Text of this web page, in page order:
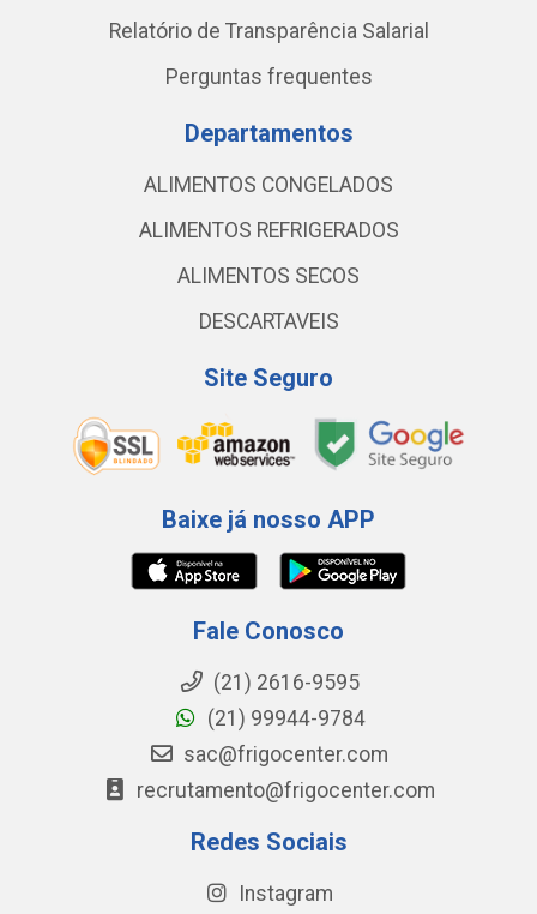
Relatório de Transparência Salarial
Perguntas frequentes
Departamentos
ALIMENTOS CONGELADOS
ALIMENTOS REFRIGERADOS
ALIMENTOS SECOS
DESCARTAVEIS
Site Seguro
Baixe já nosso APP
Fale Conosco
(21) 2616-9595
(21) 99944-9784
sac@frigocenter.com
recrutamento@frigocenter.com
Redes Sociais
Instagram